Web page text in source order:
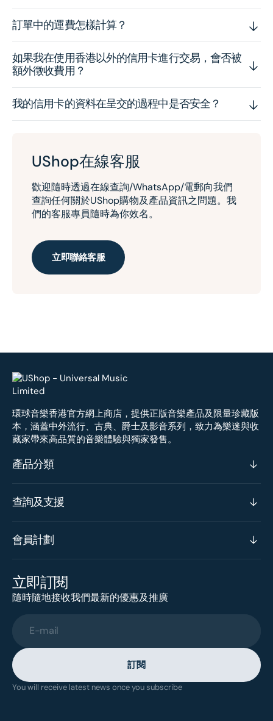
訂單中的運費怎樣計算？
如果我在使用香港以外的信用卡進行交易，會否被
額外徵收費用？
我的信用卡的資料在呈交的過程中是否安全？
UShop在線客服
歡迎隨時透過在線查詢/WhatsApp/電郵向我們
查詢任何關於UShop購物及產品資訊之問題。我
們的客服專員隨時為你效名。
立即聯絡客服
環球音樂香港官方網上商店，提供正版音樂產品及限量珍藏版
本，涵蓋中外流行、古典、爵士及影音系列，致力為樂迷與收
藏家帶來高品質的音樂體驗與獨家發售。
產品分類
查詢及支援
會員計劃
立即訂閱
隨時隨地接收我們最新的優惠及推廣
E-mail
訂閱
You will receive latest news once you subscribe